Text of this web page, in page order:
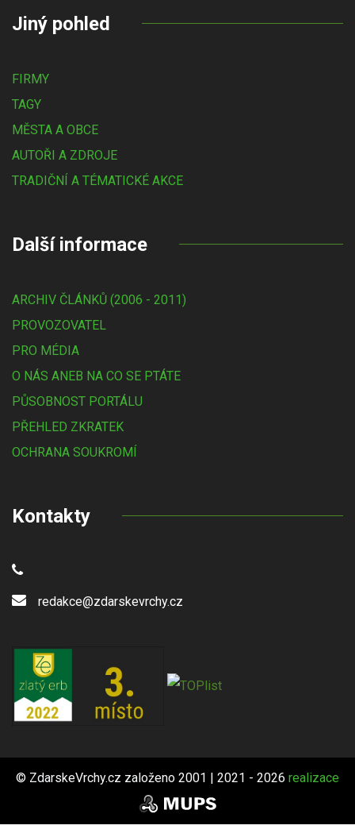
Jiný pohled
FIRMY
TAGY
MĚSTA A OBCE
AUTOŘI A ZDROJE
TRADIČNÍ A TÉMATICKÉ AKCE
Další informace
ARCHIV ČLÁNKŮ (2006 - 2011)
PROVOZOVATEL
PRO MÉDIA
O NÁS ANEB NA CO SE PTÁTE
PŮSOBNOST PORTÁLU
PŘEHLED ZKRATEK
OCHRANA SOUKROMÍ
Kontakty
redakce@zdarskevrchy.cz
© ZdarskeVrchy.cz založeno 2001 | 2021 - 2026 realizace